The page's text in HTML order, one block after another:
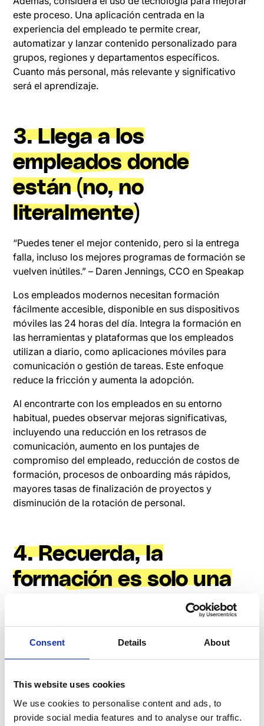
Consent Details About
This website uses cookies
We use cookies to personalise content and ads, to
provide social media features and to analyse our traffic.
este proceso. Una aplicación centrada en la
experiencia del empleado te permite crear,
automatizar y lanzar contenido personalizado para
grupos, regiones y departamentos específicos.
Cuanto más personal, más relevante y significativo
será el aprendizaje.
3. Llega a los
empleados donde
están (no, no
literalmente)
“Puedes tener el mejor contenido, pero si la entrega
falla, incluso los mejores programas de formación se
vuelven inútiles.” – Daren Jennings, CCO en Speakap
Los empleados modernos necesitan formación
fácilmente accesible, disponible en sus dispositivos
móviles las 24 horas del día. Integra la formación en
las herramientas y plataformas que los empleados
utilizan a diario, como aplicaciones móviles para
comunicación o gestión de tareas. Este enfoque
reduce la fricción y aumenta la adopción.
Al encontrarte con los empleados en su entorno
habitual, puedes observar mejoras significativas,
incluyendo una reducción en los retrasos de
comunicación, aumento en los puntajes de
compromiso del empleado, reducción de costos de
formación, procesos de onboarding más rápidos,
mayores tasas de finalización de proyectos y
disminución de la rotación de personal.
4. Recuerda, la
formación es solo una
rompecabezas
Una excelente formación es vital, pero es solo un
mejorar la experiencia del empleado. Este enfoque
holístico garantiza que la formación se alinee con
otras iniciativas de RR.HH., fomentando un sistema de